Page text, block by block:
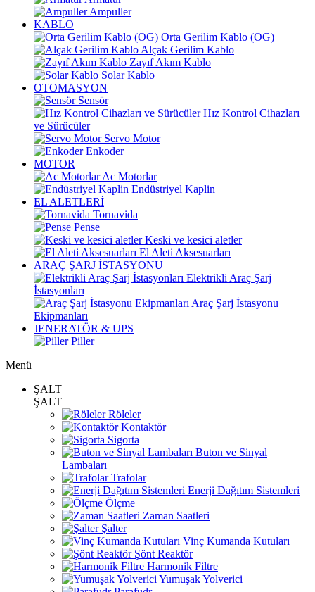
Ampuller
KABLO
Orta Gerilim Kablo (OG)
Alçak Gerilim Kablo
Zayıf Akım Kablo
Solar Kablo
OTOMASYON
Sensör
Hız Kontrol Cihazları
ve Sürücüler
Servo Motor
Enkoder
MOTOR
Ac Motorlar
Endüstriyel Kaplin
EL ALETLERİ
Tornavida
Pense
Keski ve kesici aletler
El Aleti Aksesuarları
ARAÇ ŞARJ İSTASYONU
Elektrikli Araç Şarj
İstasyonları
Araç Şarj İstasyonu
Ekipmanları
JENERATÖR & UPS
Piller
Menü
ŞALT
ŞALT
Röleler
Kontaktör
Sigorta
Buton ve Sinyal
Lambaları
Trafolar
Enerji Dağıtım Sistemleri
Ölçme
Zaman Saatleri
Şalter
Vinç Kumanda Kutuları
Şönt Reaktör
Harmonik Filtre
Yumuşak Yolverici